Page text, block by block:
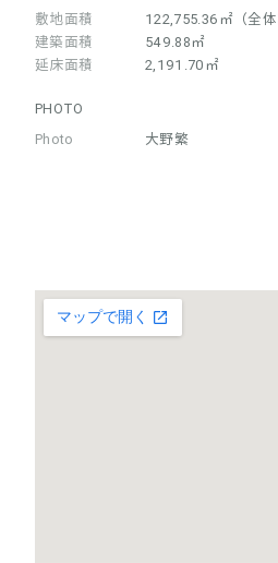
敷地面積
建築面積
延床面積
122,755.36㎡（全体
549.88㎡
2,191.70㎡
PHOTO
Photo
大野繁